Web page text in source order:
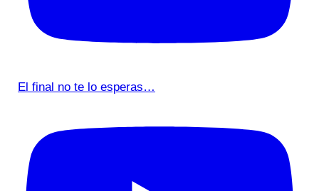
El final no te lo esperas…